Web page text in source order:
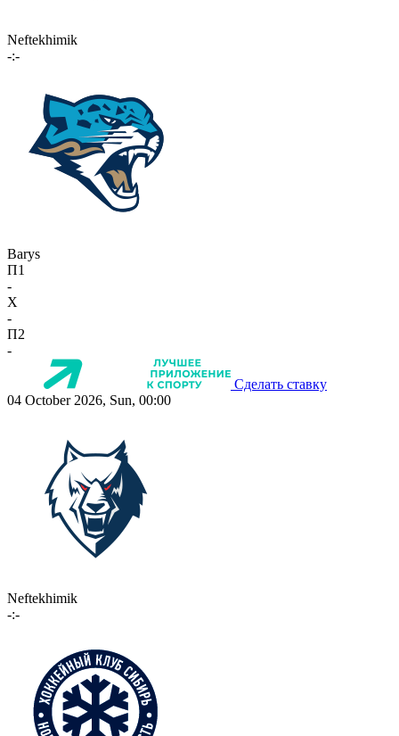
Neftekhimik
-:-
Barys
П1
-
X
-
П2
-
Сделать ставку
04 October 2026, Sun, 00:00
Neftekhimik
-:-